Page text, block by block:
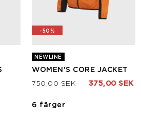
-50%
NEWLINE
WOMEN'S CORE JACKET
Pris nedsatt från
750,00 SEKtill 375,00 SEK
6 färger